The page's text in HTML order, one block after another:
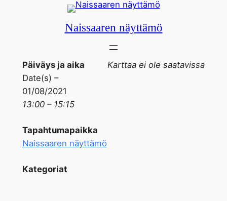
Naissaaren näyttämö
Karttaa ei ole saatavissa
Päiväys ja aika
Date(s) –
01/08/2021
13:00 – 15:15
Tapahtumapaikka
Naissaaren näyttämö
Kategoriat